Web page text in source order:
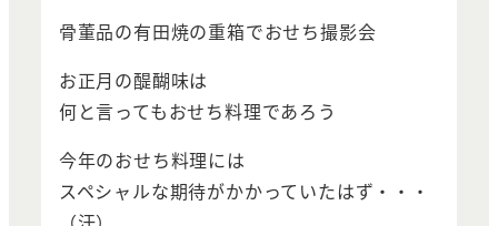
骨董品の有田焼の重箱でおせち撮影会
お正月の醍醐味は
何と言ってもおせち料理であろう
今年のおせち料理には
スペシャルな期待がかかっていたはず・・・